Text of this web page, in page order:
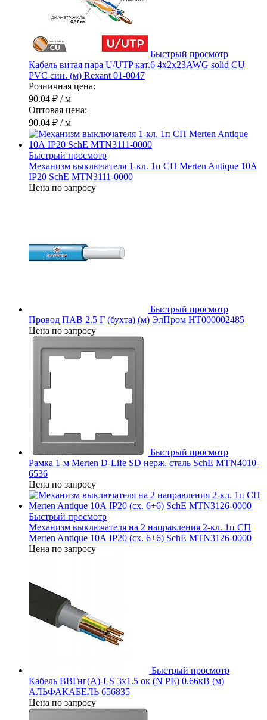
Быстрый просмотр
Кабель витая пара U/UTP кат.6 4х2х23AWG solid CU
PVC син. (м) Rexant 01-0047
Розничная цена:
90.04 ₽ / м
Оптовая цена:
90.04 ₽ / м
Быстрый просмотр
Механизм выключателя 1-кл. 1п СП Merten Antique 10А
IP20 SchE MTN3111-0000
Цена по запросу
Быстрый просмотр
Провод ПАВ 2.5 Г (бухта) (м) ЭлПром НТ000002485
Цена по запросу
Быстрый просмотр
Рамка 1-м Merten D-Life SD нерж. сталь SchE MTN4010-
6536
Цена по запросу
Быстрый просмотр
Механизм выключателя на 2 направления 2-кл. 1п СП
Merten Antique 10А IP20 (сх. 6+6) SchE MTN3126-0000
Цена по запросу
Быстрый просмотр
Кабель ВВГнг(А)-LS 3х1.5 ок (N PE) 0.66кВ (м)
АЛЬФАКАБЕЛЬ 656835
Цена по запросу